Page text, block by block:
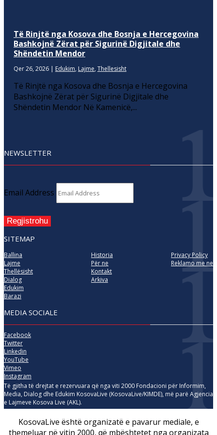
Të Rinjtë nga Kosova dhe Bosnja e Hercegovina
Bashkojnë Zërat për Sigurinë Digjitale dhe
Shëndetin Mendor
Qer 26, 2026 | Edukim, Lajme, Thellesisht
Të Rinjtë nga Kosova dhe Bosnja e Hercegovina
Bashkojnë Zërat për Sigurinë Digjitale dhe
Shëndetin Mendor Në Kamenicë,...
NEWSLETTER
Email Address
Regjistrohu
SITEMAP
Ballina
Lajme
Thellësisht
Dialog
Edukim
Barazi
Historia
Për ne
Kontakt
Arkiva
Privacy Policy
Reklamo me ne
MEDIA SOCIALE
Facebook
Twitter
Linkedin
YouTube
Vimeo
Instagram
Të gjitha të drejtat e rezervuara që nga viti 2000 Fondacioni për Informim,
Media, Dialog dhe Edukim KosovaLive (KosovaLive/KIMDE), më parë Agjencia
e Lajmeve Kosova Live (AKL).
KosovaLive është organizatë e pavarur mediale, e
themeluar në vitin 2000, që mbështetet nga organizata